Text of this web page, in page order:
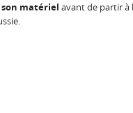
matériel avant de partir à